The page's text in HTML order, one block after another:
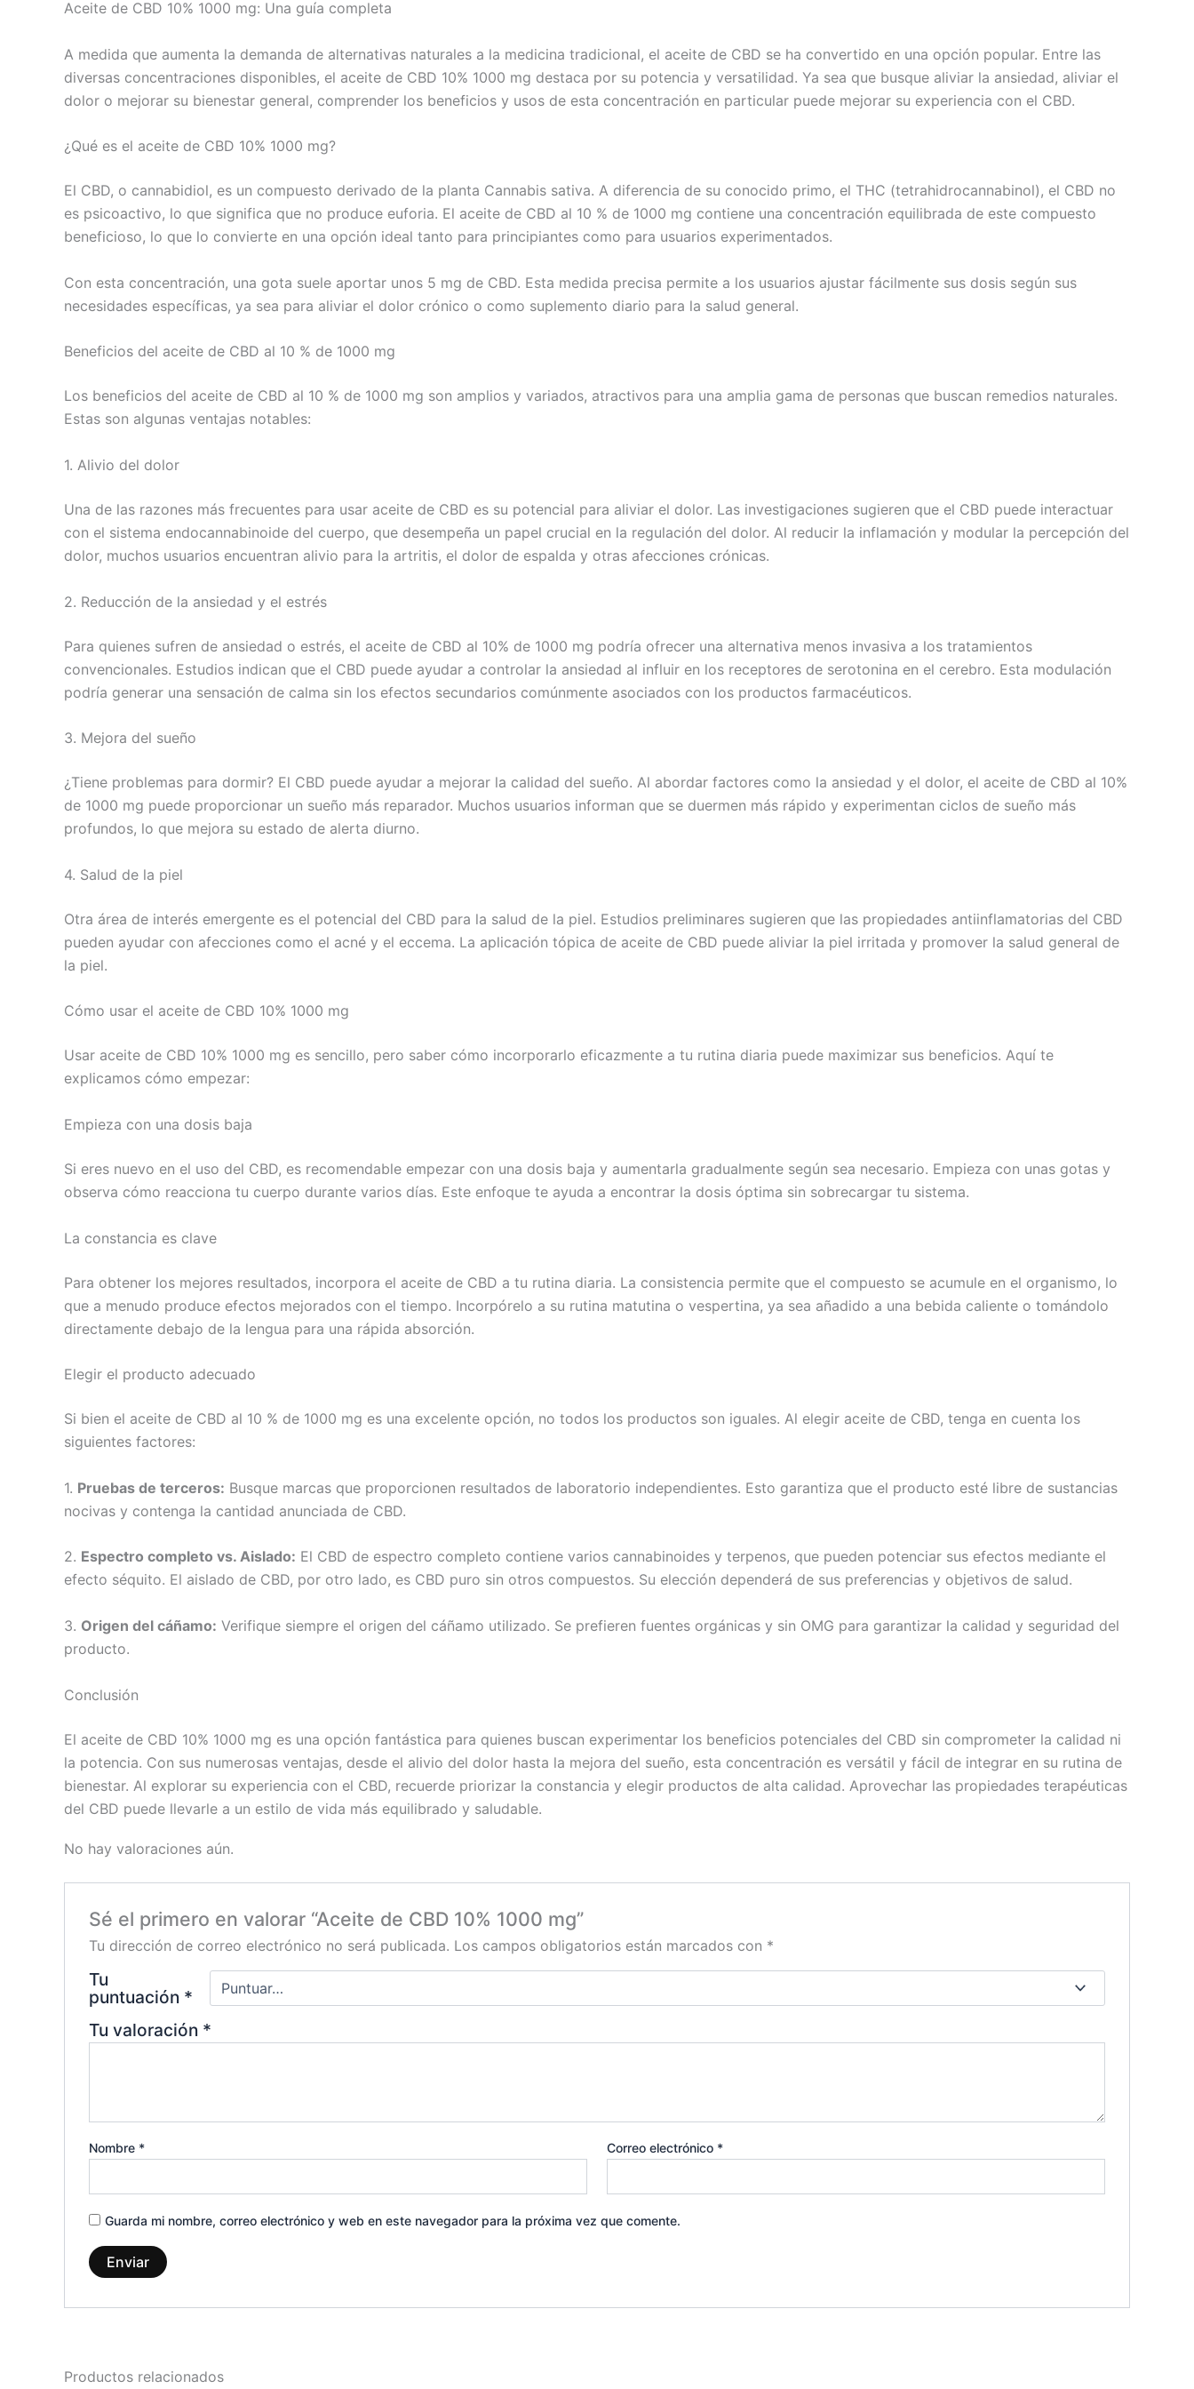
Aceite de CBD 10% 1000 mg: Una guía completa
A medida que aumenta la demanda de alternativas naturales a la medicina tradicional, el aceite de CBD se ha convertido en una opción popular. Entre las
diversas concentraciones disponibles, el aceite de CBD 10% 1000 mg destaca por su potencia y versatilidad. Ya sea que busque aliviar la ansiedad, aliviar el
dolor o mejorar su bienestar general, comprender los beneficios y usos de esta concentración en particular puede mejorar su experiencia con el CBD.
¿Qué es el aceite de CBD 10% 1000 mg?
El CBD, o cannabidiol, es un compuesto derivado de la planta Cannabis sativa. A diferencia de su conocido primo, el THC (tetrahidrocannabinol), el CBD no
es psicoactivo, lo que significa que no produce euforia. El aceite de CBD al 10 % de 1000 mg contiene una concentración equilibrada de este compuesto
beneficioso, lo que lo convierte en una opción ideal tanto para principiantes como para usuarios experimentados.
Con esta concentración, una gota suele aportar unos 5 mg de CBD. Esta medida precisa permite a los usuarios ajustar fácilmente sus dosis según sus
necesidades específicas, ya sea para aliviar el dolor crónico o como suplemento diario para la salud general.
Beneficios del aceite de CBD al 10 % de 1000 mg
Los beneficios del aceite de CBD al 10 % de 1000 mg son amplios y variados, atractivos para una amplia gama de personas que buscan remedios naturales.
Estas son algunas ventajas notables:
1. Alivio del dolor
Una de las razones más frecuentes para usar aceite de CBD es su potencial para aliviar el dolor. Las investigaciones sugieren que el CBD puede interactuar
con el sistema endocannabinoide del cuerpo, que desempeña un papel crucial en la regulación del dolor. Al reducir la inflamación y modular la percepción del
dolor, muchos usuarios encuentran alivio para la artritis, el dolor de espalda y otras afecciones crónicas.
2. Reducción de la ansiedad y el estrés
Para quienes sufren de ansiedad o estrés, el aceite de CBD al 10% de 1000 mg podría ofrecer una alternativa menos invasiva a los tratamientos
convencionales. Estudios indican que el CBD puede ayudar a controlar la ansiedad al influir en los receptores de serotonina en el cerebro. Esta modulación
podría generar una sensación de calma sin los efectos secundarios comúnmente asociados con los productos farmacéuticos.
3. Mejora del sueño
¿Tiene problemas para dormir? El CBD puede ayudar a mejorar la calidad del sueño. Al abordar factores como la ansiedad y el dolor, el aceite de CBD al 10%
de 1000 mg puede proporcionar un sueño más reparador. Muchos usuarios informan que se duermen más rápido y experimentan ciclos de sueño más
profundos, lo que mejora su estado de alerta diurno.
4. Salud de la piel
Otra área de interés emergente es el potencial del CBD para la salud de la piel. Estudios preliminares sugieren que las propiedades antiinflamatorias del CBD
pueden ayudar con afecciones como el acné y el eccema. La aplicación tópica de aceite de CBD puede aliviar la piel irritada y promover la salud general de
la piel.
Cómo usar el aceite de CBD 10% 1000 mg
Usar aceite de CBD 10% 1000 mg es sencillo, pero saber cómo incorporarlo eficazmente a tu rutina diaria puede maximizar sus beneficios. Aquí te
explicamos cómo empezar:
Empieza con una dosis baja
Si eres nuevo en el uso del CBD, es recomendable empezar con una dosis baja y aumentarla gradualmente según sea necesario. Empieza con unas gotas y
observa cómo reacciona tu cuerpo durante varios días. Este enfoque te ayuda a encontrar la dosis óptima sin sobrecargar tu sistema.
La constancia es clave
Para obtener los mejores resultados, incorpora el aceite de CBD a tu rutina diaria. La consistencia permite que el compuesto se acumule en el organismo, lo
que a menudo produce efectos mejorados con el tiempo. Incorpórelo a su rutina matutina o vespertina, ya sea añadido a una bebida caliente o tomándolo
directamente debajo de la lengua para una rápida absorción.
Elegir el producto adecuado
Si bien el aceite de CBD al 10 % de 1000 mg es una excelente opción, no todos los productos son iguales. Al elegir aceite de CBD, tenga en cuenta los
siguientes factores:
1. Pruebas de terceros: Busque marcas que proporcionen resultados de laboratorio independientes. Esto garantiza que el producto esté libre de sustancias
nocivas y contenga la cantidad anunciada de CBD.
2. Espectro completo vs. Aislado: El CBD de espectro completo contiene varios cannabinoides y terpenos, que pueden potenciar sus efectos mediante el
efecto séquito. El aislado de CBD, por otro lado, es CBD puro sin otros compuestos. Su elección dependerá de sus preferencias y objetivos de salud.
3. Origen del cáñamo: Verifique siempre el origen del cáñamo utilizado. Se prefieren fuentes orgánicas y sin OMG para garantizar la calidad y seguridad del
producto.
Conclusión
El aceite de CBD 10% 1000 mg es una opción fantástica para quienes buscan experimentar los beneficios potenciales del CBD sin comprometer la calidad ni
la potencia. Con sus numerosas ventajas, desde el alivio del dolor hasta la mejora del sueño, esta concentración es versátil y fácil de integrar en su rutina de
bienestar. Al explorar su experiencia con el CBD, recuerde priorizar la constancia y elegir productos de alta calidad. Aprovechar las propiedades terapéuticas
del CBD puede llevarle a un estilo de vida más equilibrado y saludable.
No hay valoraciones aún.
Sé el primero en valorar “Aceite de CBD 10% 1000 mg”
Tu dirección de correo electrónico no será publicada. Los campos obligatorios están marcados con *
Tu
puntuación *
Tu valoración *
Nombre * Correo electrónico *
Guarda mi nombre, correo electrónico y web en este navegador para la próxima vez que comente.
Productos relacionados